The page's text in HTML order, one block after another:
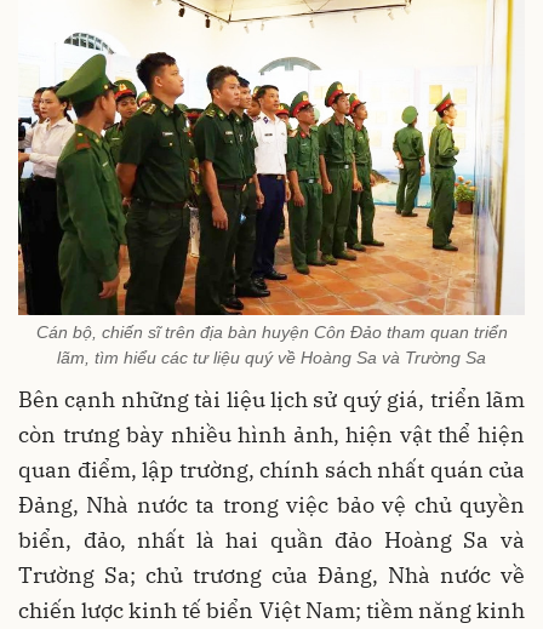
Cán bộ, chiến sĩ trên địa bàn huyện Côn Đảo tham quan triển
lãm, tìm hiểu các tư liệu quý về Hoàng Sa và Trường Sa
Bên cạnh những tài liệu lịch sử quý giá, triển lãm
còn trưng bày nhiều hình ảnh, hiện vật thể hiện
quan điểm, lập trường, chính sách nhất quán của
Đảng, Nhà nước ta trong việc bảo vệ chủ quyền
biển, đảo, nhất là hai quần đảo Hoàng Sa và
Trường Sa; chủ trương của Đảng, Nhà nước về
chiến lược kinh tế biển Việt Nam; tiềm năng kinh